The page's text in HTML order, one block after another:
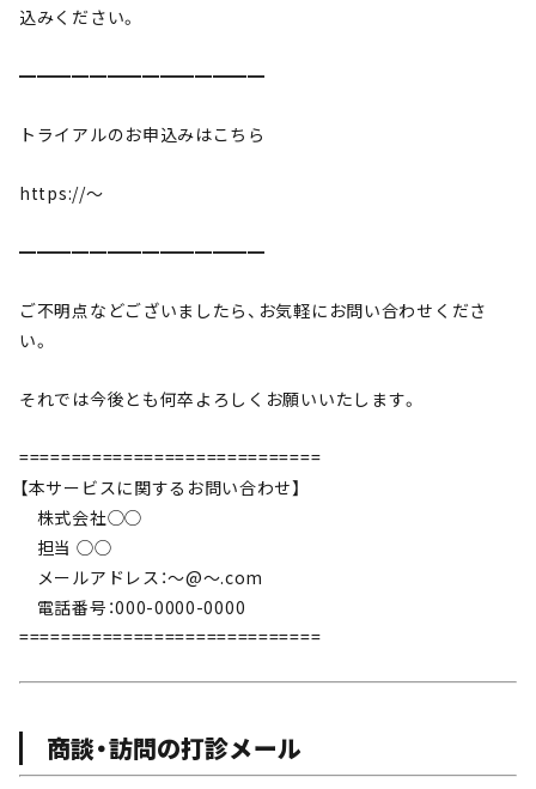
込みください。
━━━━━━━━━━━━━━
トライアルのお申込みはこちら
https://〜
━━━━━━━━━━━━━━
ご不明点などございましたら、お気軽にお問い合わせくださ
い。
それでは今後とも何卒よろしくお願いいたします。
=============================
【本サービスに関するお問い合わせ】
株式会社◯◯
担当 ◯◯
メールアドレス：〜@〜.com
電話番号：000-0000-0000
=============================
商談・訪問の打診メール